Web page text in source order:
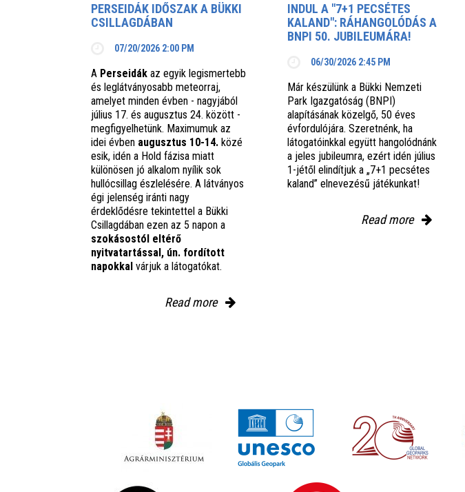
PERSEIDÁK IDŐSZAK A BÜKKI
CSILLAGDÁBAN
07/20/2026 2:00 PM
A Perseidák az egyik legismertebb
és leglátványosabb meteorraj,
amelyet minden évben - nagyjából
július 17. és augusztus 24. között -
megfigyelhetünk. Maximumuk az
idei évben augusztus 10-14. közé
esik, idén a Hold fázisa miatt
különösen jó alkalom nyílik sok
hullócsillag észlelésére. A látványos
égi jelenség iránti nagy
érdeklődésre tekintettel a Bükki
Csillagdában ezen az 5 napon a
szokásostól eltérő
nyitvatartással, ún. fordított
napokkal várjuk a látogatókat.
Read more
INDUL A "7+1 PECSÉTES
KALAND": RÁHANGOLÓDÁS A
BNPI 50. JUBILEUMÁRA!
06/30/2026 2:45 PM
Már készülünk a Bükki Nemzeti
Park Igazgatóság (BNPI)
alapításának közelgő, 50 éves
évfordulójára. Szeretnénk, ha
látogatóinkkal együtt hangolódnánk
a jeles jubileumra, ezért idén július
1-jétől elindítjuk a „7+1 pecsétes
kaland” elnevezésű játékunkat!
Read more